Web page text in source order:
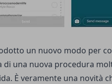
un nuovo modo per
di una nuova procedura
È veramente una novità